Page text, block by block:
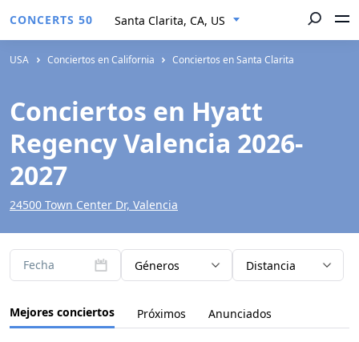
CONCERTS 50 Santa Clarita, CA, US
USA Conciertos en California Conciertos en Santa Clarita
Conciertos en Hyatt
Regency Valencia 2026-
2027
24500 Town Center Dr, Valencia
Fecha Géneros Distancia
Mejores conciertos Próximos Anunciados